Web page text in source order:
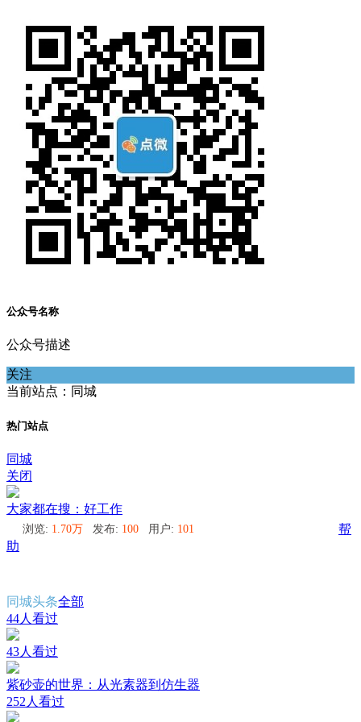
公众号名称
公众号描述
关注
当前站点：同城
热门站点
同城
关闭
大家都在搜：好工作
浏览: 1.70万 发布: 100 用户: 101
帮
助
同城头条全部
44人看过
43人看过
紫砂壶的世界：从光素器到仿生器
252人看过